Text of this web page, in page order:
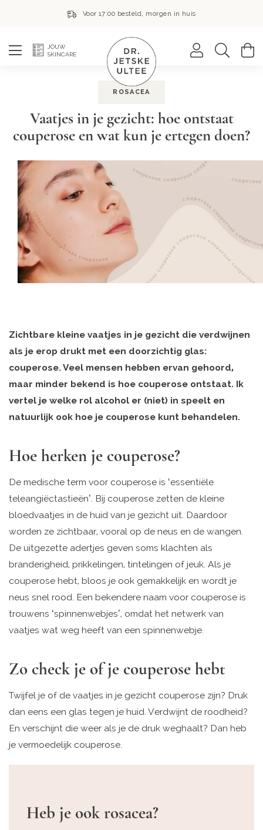
Voor 17:00 besteld, morgen in huis
Zoek
JOUW
SKINCARE
ROSACEA
Vaatjes in je gezicht: hoe ontstaat
couperose en wat kun je ertegen doen?
Zichtbare kleine vaatjes in je gezicht die verdwijnen
als je erop drukt met een doorzichtig glas:
couperose. Veel mensen hebben ervan gehoord,
maar minder bekend is hoe couperose ontstaat. Ik
vertel je welke rol alcohol er (niet) in speelt en
natuurlijk ook hoe je couperose kunt behandelen.
Hoe herken je couperose?
De medische term voor couperose is ‘essentiële
teleangiëctastieën’. Bij couperose zetten de kleine
bloedvaatjes in de huid van je gezicht uit. Daardoor
worden ze zichtbaar, vooral op de neus en de wangen.
De uitgezette adertjes geven soms klachten als
branderigheid, prikkelingen, tintelingen of jeuk. Als je
couperose hebt, bloos je ook gemakkelijk en wordt je
neus snel rood. Een bekendere naam voor couperose is
trouwens ‘spinnenwebjes’, omdat het netwerk van
vaatjes wat weg heeft van een spinnenwebje.
Zo check je of je couperose hebt
Twijfel je of de vaatjes in je gezicht couperose zijn? Druk
dan eens een glas tegen je huid. Verdwijnt de roodheid?
En verschijnt die weer als je de druk weghaalt? Dan heb
je vermoedelijk couperose.
Heb je ook rosacea?